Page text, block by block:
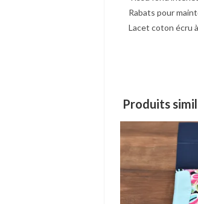
Rabats pour
Lacet coton écru
Produits